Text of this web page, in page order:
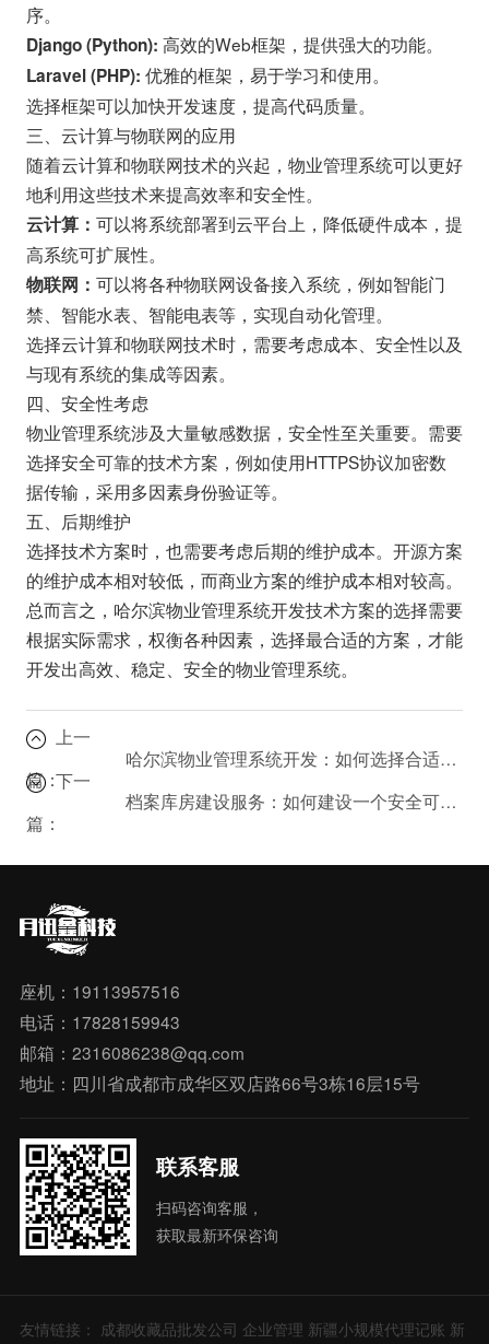
序。
Django (Python): 高效的Web框架，提供强大的功能。
Laravel (PHP): 优雅的框架，易于学习和使用。
选择框架可以加快开发速度，提高代码质量。
三、云计算与物联网的应用
随着云计算和物联网技术的兴起，物业管理系统可以更好
地利用这些技术来提高效率和安全性。
云计算： 可以将系统部署到云平台上，降低硬件成本，提
高系统可扩展性。
物联网： 可以将各种物联网设备接入系统，例如智能门
禁、智能水表、智能电表等，实现自动化管理。
选择云计算和物联网技术时，需要考虑成本、安全性以及
与现有系统的集成等因素。
四、安全性考虑
物业管理系统涉及大量敏感数据，安全性至关重要。需要
选择安全可靠的技术方案，例如使用HTTPS协议加密数
据传输，采用多因素身份验证等。
五、后期维护
选择技术方案时，也需要考虑后期的维护成本。开源方案
的维护成本相对较低，而商业方案的维护成本相对较高。
总而言之，哈尔滨物业管理系统开发技术方案的选择需要
根据实际需求，权衡各种因素，选择最合适的方案，才能
开发出高效、稳定、安全的物业管理系统。
上一
篇：
哈尔滨物业管理系统开发：如何选择合适的技术？
下一
篇：
档案库房建设服务：如何建设一个安全可靠的档案库房？
座机：19113957516
电话：17828159943
邮箱：2316086238@qq.com
地址：四川省成都市成华区双店路66号3栋16层15号
联系客服
扫码咨询客服，
获取最新环保咨询
友情链接： 成都收藏品批发公司 企业管理 新疆小规模代理记账 新